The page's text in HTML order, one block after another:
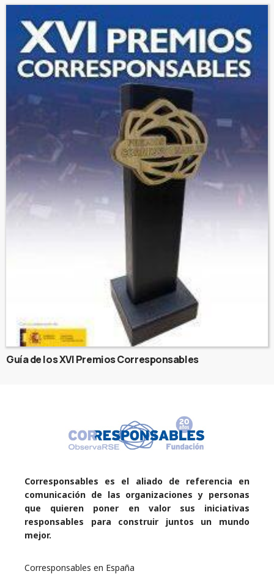
Guía de los XVI Premios Corresponsables
Corresponsables es el aliado de referencia en
comunicación de las organizaciones y personas
que quieren poner en valor sus iniciativas
responsables para construir juntos un mundo
mejor.
Corresponsables en España